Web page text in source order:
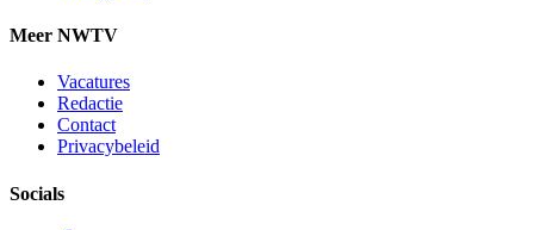
Meer NWTV
Vacatures
Redactie
Contact
Privacybeleid
Socials